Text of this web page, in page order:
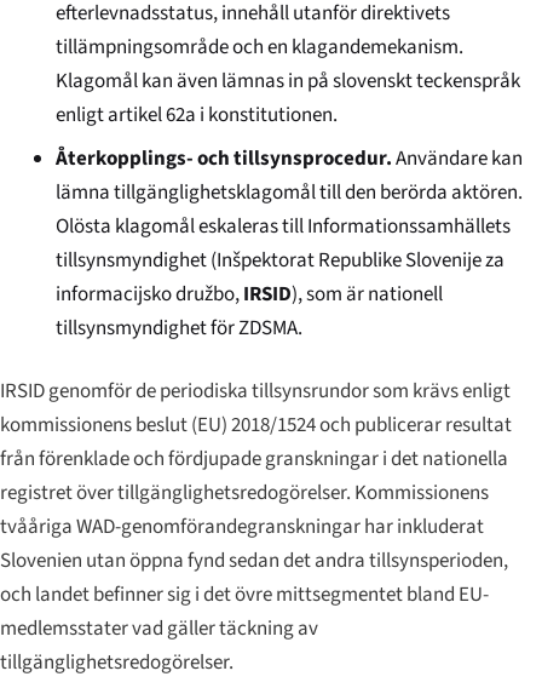
efterlevnadsstatus, innehåll utanför direktivets
tillämpningsområde och en klagandemekanism.
Klagomål kan även lämnas in på slovenskt teckenspråk
enligt artikel 62a i konstitutionen.
Återkopplings- och tillsynsprocedur.Användare kan
lämna tillgänglighetsklagomål till den berörda aktören.
Olösta klagomål eskaleras till Informationssamhällets
tillsynsmyndighet (Inšpektorat Republike Slovenije za
informacijsko družbo,IRSID), som är nationell
tillsynsmyndighet för ZDSMA.
IRSID genomför de periodiska tillsynsrundor som krävs enligt
kommissionens beslut (EU) 2018/1524 och publicerar resultat
från förenklade och fördjupade granskningar i det nationella
registret över tillgänglighetsredogörelser. Kommissionens
tvååriga WAD-genomförandegranskningar har inkluderat
Slovenien utan öppna fynd sedan det andra tillsynsperioden,
och landet befinner sig i det övre mittsegmentet bland EU-
medlemsstater vad gäller täckning av
tillgänglighetsredogörelser.